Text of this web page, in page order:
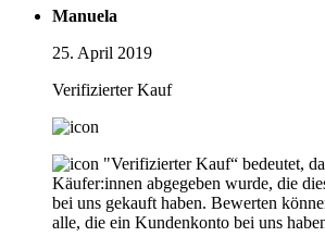
Manuela
25. April 2019
Verifizierter Kauf
"Verifizierter Kauf“ bedeutet,
Käufer:innen abgegeben wurde, die
bei uns gekauft haben. Bewerten
alle, die ein Kundenkonto bei uns